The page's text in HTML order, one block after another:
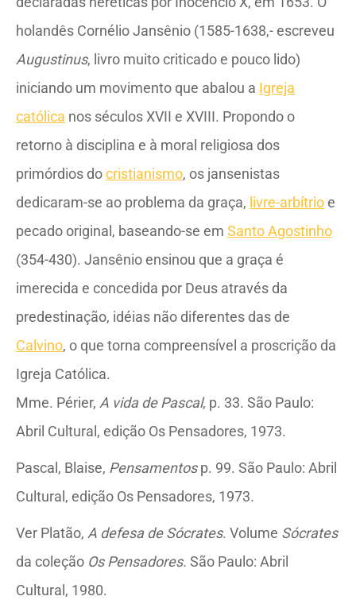
holandês Cornélio Jansênio (1585-1638,- escreveu
Augustinus, livro muito criticado e pouco lido)
iniciando um movimento que abalou a Igreja
católica nos séculos XVII e XVIII. Propondo o
retorno à disciplina e à moral religiosa dos
primórdios docristianismo, os jansenistas
dedicaram-se ao problema da graça, livre-arbítrioe
pecado original, baseando-se em Santo Agostinho
(354-430). Jansênio ensinou que a graça é
imerecida e concedida por Deus através da
predestinação, idéias não diferentes das de
Calvino, o que torna compreensível a proscrição da
Igreja Católica.
Mme. Périer, A vida de Pascal, p. 33. São Paulo:
Abril Cultural, edição Os Pensadores, 1973.
Pascal, Blaise, Pensamentosp. 99. São Paulo: Abril
Cultural, edição Os Pensadores, 1973.
Ver Platão, A defesa de Sócrates. Volume Sócrates
da coleção Os Pensadores. São Paulo: Abril
Cultural, 1980.